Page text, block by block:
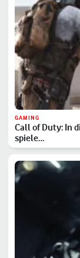
GAMING
Call of Duty: In
spiele…